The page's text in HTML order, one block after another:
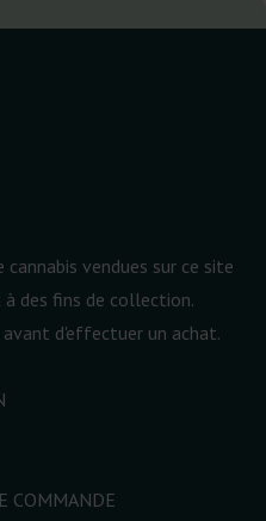
vendues sur ce site
des fins de collection.
d'effectuer un achat.
COMMANDE